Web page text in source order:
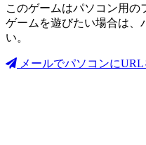
このゲームはパソコン用の
ゲームを遊びたい場合は、
い。
メールでパソコンにURL